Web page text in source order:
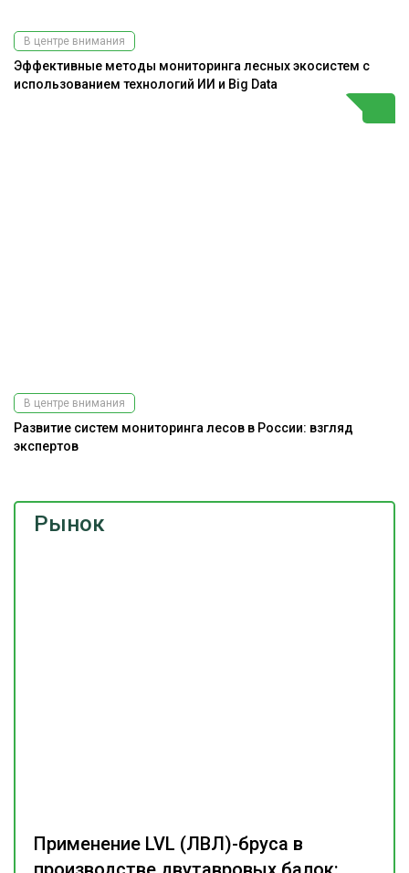
Рынок
Применение LVL (ЛВЛ)-бруса в
В центре внимания
Эффективные методы мониторинга лесных экосистем с
использованием технологий ИИ и Big Data
В центре внимания
Развитие систем мониторинга лесов в России: взгляд
экспертов